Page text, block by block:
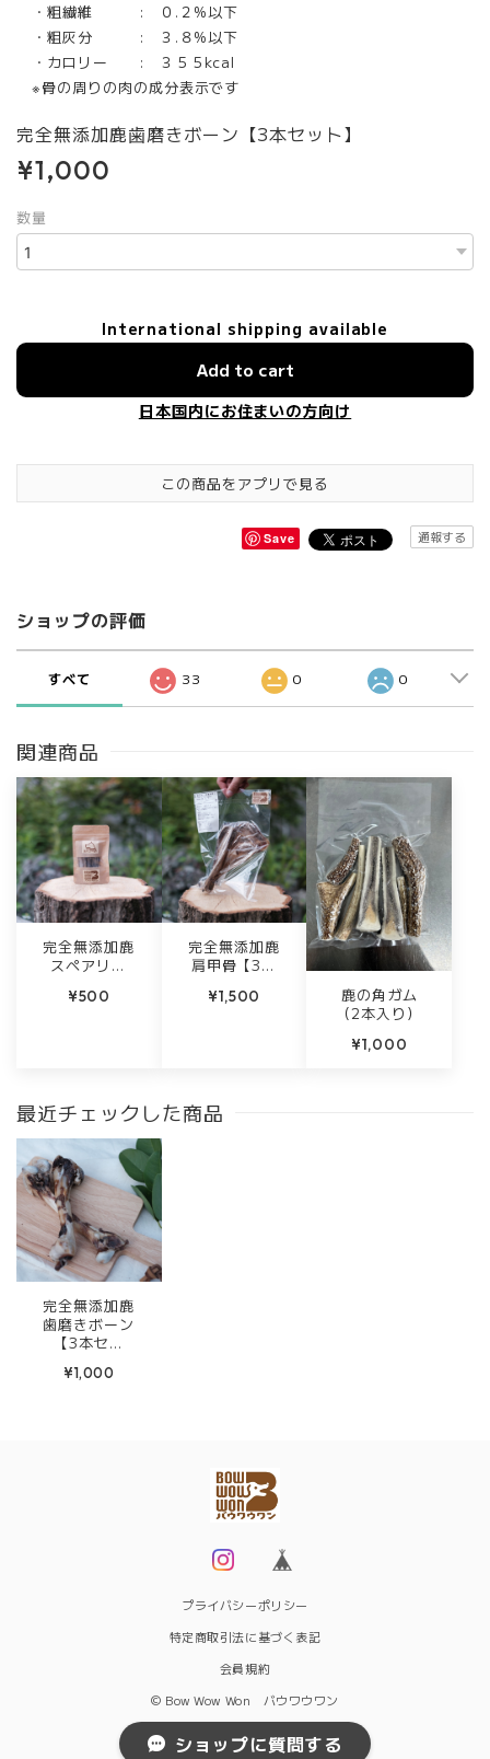
・粗繊維 : ０.２%以下
・粗灰分 : ３.８%以下
・カロリー : ３５５kcal
※骨の周りの肉の成分表示です
完全無添加鹿歯磨きボーン【3本セット】
¥1,000
数量
International shipping available
Add to cart
日本国内にお住まいの方向け
この商品をアプリで見る
Save 通報する
ショップの評価
すべて 33 0 0
関連商品
完全無添加鹿
スペアリブ
¥500
完全無添加鹿
肩甲骨【3本
¥1,500
鹿の角ガム
（2本入り）
¥1,000
最近チェックした商品
完全無添加鹿
歯磨きボーン
【3本セッ
¥1,000
プライバシーポリシー
特定商取引法に基づく表記
会員規約
© Bow Wow Won バウワウワン
ショップに質問する